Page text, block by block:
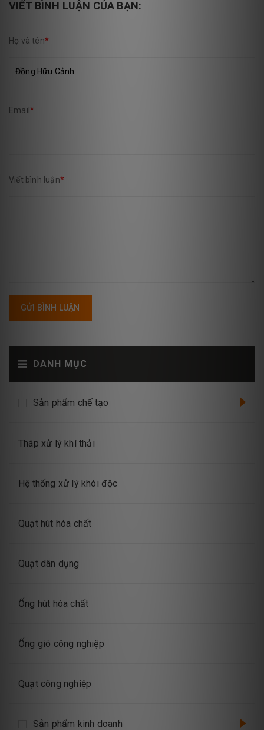
DANH MỤC
Sản phẩm chế tạo
Tháp xử lý khí thải
Hệ thống xử lý khói độc
Quạt hút hóa chất
Quạt dân dụng
Ống hút hóa chất
Ống gió công nghiệp
Quạt công nghiệp
Sản phẩm kinh doanh
VIẾT BÌNH LUẬN CỦA BẠN:
Họ và tên*
Email*
Viết bình luận*
GỬI BÌNH LUẬN